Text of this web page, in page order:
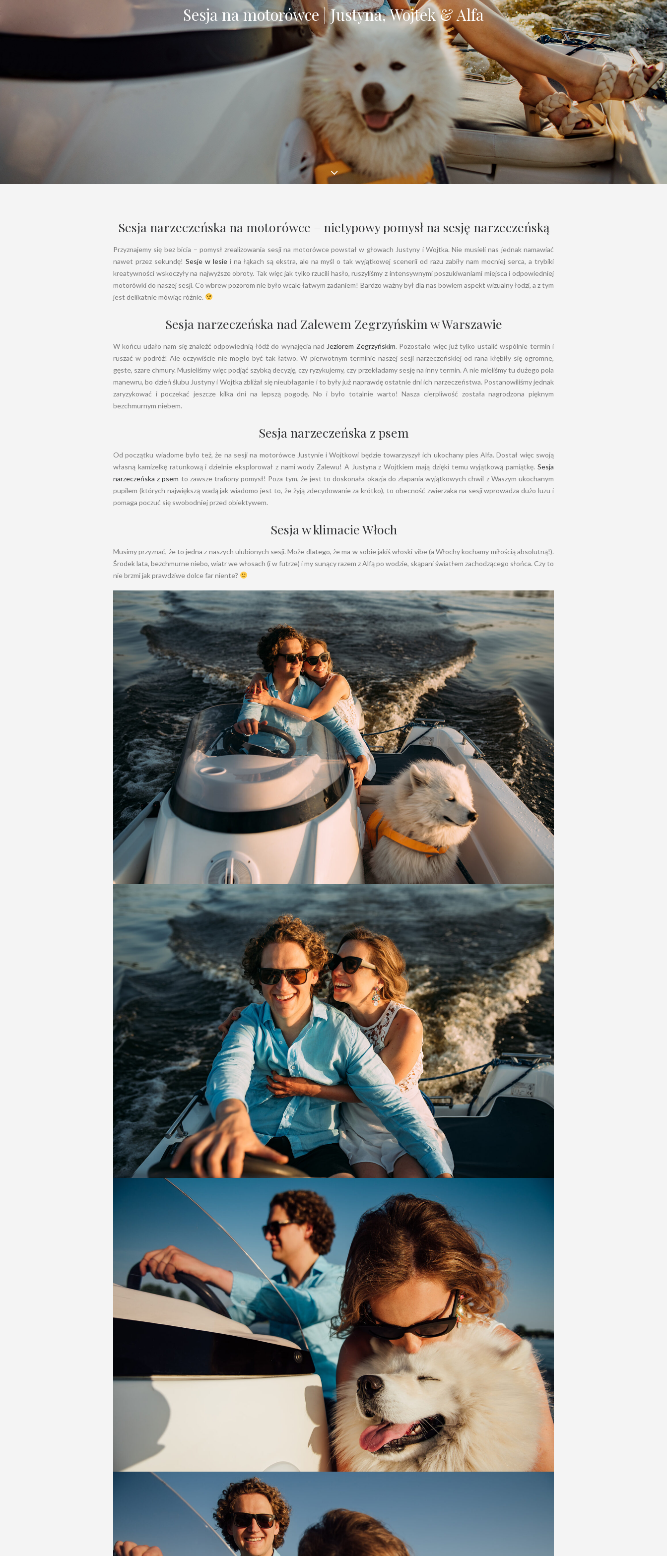
Sesja na motorówce | Justyna, Wojtek & Alfa
Sesja narzeczeńska na motorówce – nietypowy pomysł na sesję narzeczeńską
Przyznajemy się bez bicia – pomysł zrealizowania sesji na motorówce powstał w głowach Justyny i Wojtka. Nie musieli nas jednak namawiać
nawet przez sekundę! Sesje w lesiei na łąkach są ekstra, ale na myśl o tak wyjątkowej scenerii od razu zabiły nam mocniej serca, a trybiki
kreatywności wskoczyły na najwyższe obroty. Tak więc jak tylko rzucili hasło, ruszyliśmy z intensywnymi poszukiwaniami miejsca i odpowiedniej
motorówki do naszej sesji. Co wbrew pozorom nie było wcale łatwym zadaniem! Bardzo ważny był dla nas bowiem aspekt wizualny łodzi, a z tym
jest delikatnie mówiąc różnie.
Sesja narzeczeńska nad Zalewem Zegrzyńskim w Warszawie
W końcu udało nam się znaleźć odpowiednią łódź do wynajęcia nad Jeziorem Zegrzyńskim. Pozostało więc już tylko ustalić wspólnie termin i
ruszać w podróż! Ale oczywiście nie mogło być tak łatwo. W pierwotnym terminie naszej sesji narzeczeńskiej od rana kłębiły się ogromne,
gęste, szare chmury. Musieliśmy więc podjąć szybką decyzję, czy ryzykujemy, czy przekładamy sesję na inny termin. A nie mieliśmy tu dużego pola
manewru, bo dzień ślubu Justyny i Wojtka zbliżał się nieubłaganie i to były już naprawdę ostatnie dni ich narzeczeństwa. Postanowiliśmy jednak
zaryzykować i poczekać jeszcze kilka dni na lepszą pogodę. No i było totalnie warto! Nasza cierpliwość została nagrodzona pięknym
bezchmurnym niebem.
Sesja narzeczeńska z psem
Od początku wiadome było też, że na sesji na motorówce Justynie i Wojtkowi będzie towarzyszył ich ukochany pies Alfa. Dostał więc swoją
własną kamizelkę ratunkową i dzielnie eksplorował z nami wody Zalewu! A Justyna z Wojtkiem mają dzięki temu wyjątkową pamiątkę. Sesja
narzeczeńska z psem to zawsze trafiony pomysł! Poza tym, że jest to doskonała okazja do złapania wyjątkowych chwil z Waszym ukochanym
pupilem (których największą wadą jak wiadomo jest to, że żyją zdecydowanie za krótko), to obecność zwierzaka na sesji wprowadza dużo luzu i
pomaga poczuć się swobodniej przed obiektywem.
Sesja w klimacie Włoch
Musimy przyznać, że to jedna z naszych ulubionych sesji. Może dlatego, że ma w sobie jakiś włoski vibe (a Włochy kochamy miłością absolutną!).
Środek lata, bezchmurne niebo, wiatr we włosach (i w futrze) i my sunący razem z Alfą po wodzie, skąpani światłem zachodzącego słońca. Czy to
nie brzmi jak prawdziwe dolce far niente?